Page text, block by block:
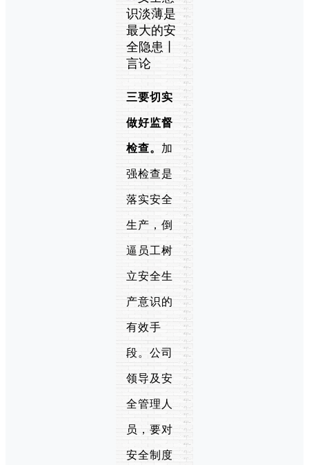
三要切实
做好监督
检查。 加
强检查是
落实安全
生产，倒
逼员工树
立安全生
产意识的
有效手
段。公司
领导及安
全管理人
员，要对
安全制度